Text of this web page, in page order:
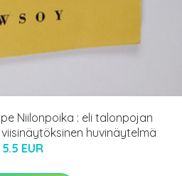
Niilonpoika : eli talonpojan
huvinäytelmä
5.5 EUR